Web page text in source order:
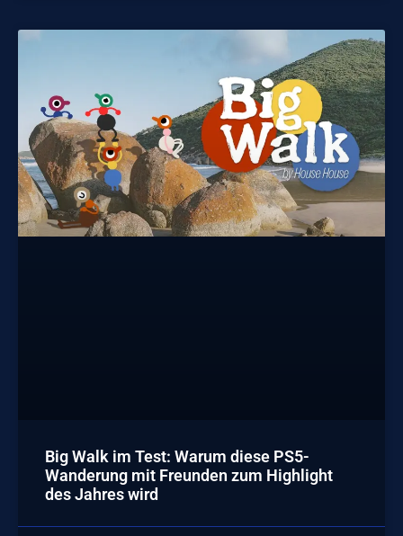
Big Walk im Test: Warum diese PS5-
Wanderung mit Freunden zum Highlight
des Jahres wird